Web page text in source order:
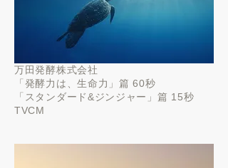
万田発酵株式会社
「発酵力は、生命力」篇 60秒
「スタンダード&ジンジャー」篇 15秒
TVCM